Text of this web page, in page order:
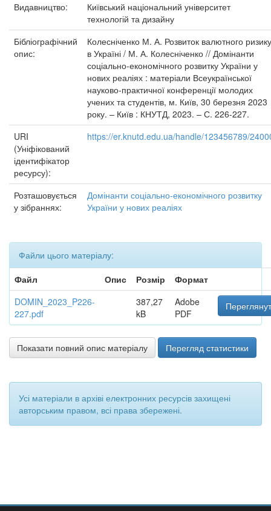
Видавництво:
Київський національний університет
технологій та дизайну
Бібліографічний
опис:
Колесніченко М. А. Розвиток валютного ризику
в Україні / М. А. Колесніченко // Домінанти
соціально-економічного розвитку України у
нових реаліях : матеріали Всеукраїнської
науково-практичної конференції молодих
учених та студентів, м. Київ, 30 березня 2023
року. – Київ : КНУТД, 2023. – С. 226-227.
URI
(Уніфікований
ідентифікатор
ресурсу):
https://er.knutd.edu.ua/handle/123456789/
Розташовується
у зібраннях:
Домінанти соціально-економічного розвитку
України у нових реаліях
Файли цього матеріалу:
Файл
Опис Розмір
Формат
DOMIN_2023_P226-
227.pdf
387,27
kB
Adobe
PDF
Показати повний опис матеріалу Перегляд статистики
Усі матеріали в архіві електронних ресурсів захищені
авторським правом, всі права збережені.